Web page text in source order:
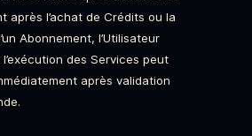
après l’achat de Crédits ou la
Abonnement, l’Utilisateur
des Services peut
après validation